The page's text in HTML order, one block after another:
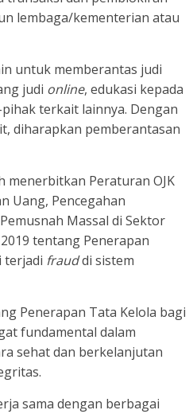
lembaga/kementerian atau
untuk memberantas judi
judi online, edukasi kepada
terkait lainnya. Dengan
diharapkan pemberantasan
menerbitkan Peraturan OJK
Uang, Pencegahan
Massal di Sektor
tentang Penerapan
terjadi frauddi sistem
Penerapan Tata Kelola bagi
fundamental dalam
sehat dan berkelanjutan
sama dengan berbagai